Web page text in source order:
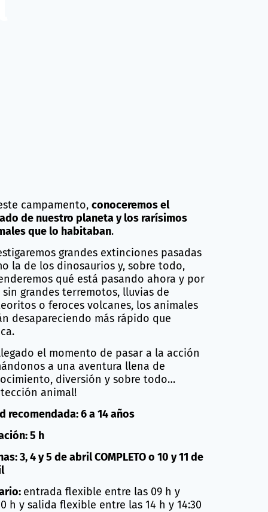
campamento, conoceremos el
de nuestro planeta y los rarísimos
que lo habitaban.
grandes extinciones pasadas
la de los dinosaurios y, sobre todo,
qué está pasando ahora y por
sin grandes terremotos, lluvias de
o feroces volcanes, los animales
desapareciendo más rápido que
el momento de pasar a la acción
a una aventura llena de
diversión y sobre todo…
animal!
recomendada: 6 a 14 años
5 h
3, 4 y 5 de abril COMPLETO o 10 y 11 de
entrada flexible entre las 09 h y
h y salida flexible entre las 14 h y 14:30